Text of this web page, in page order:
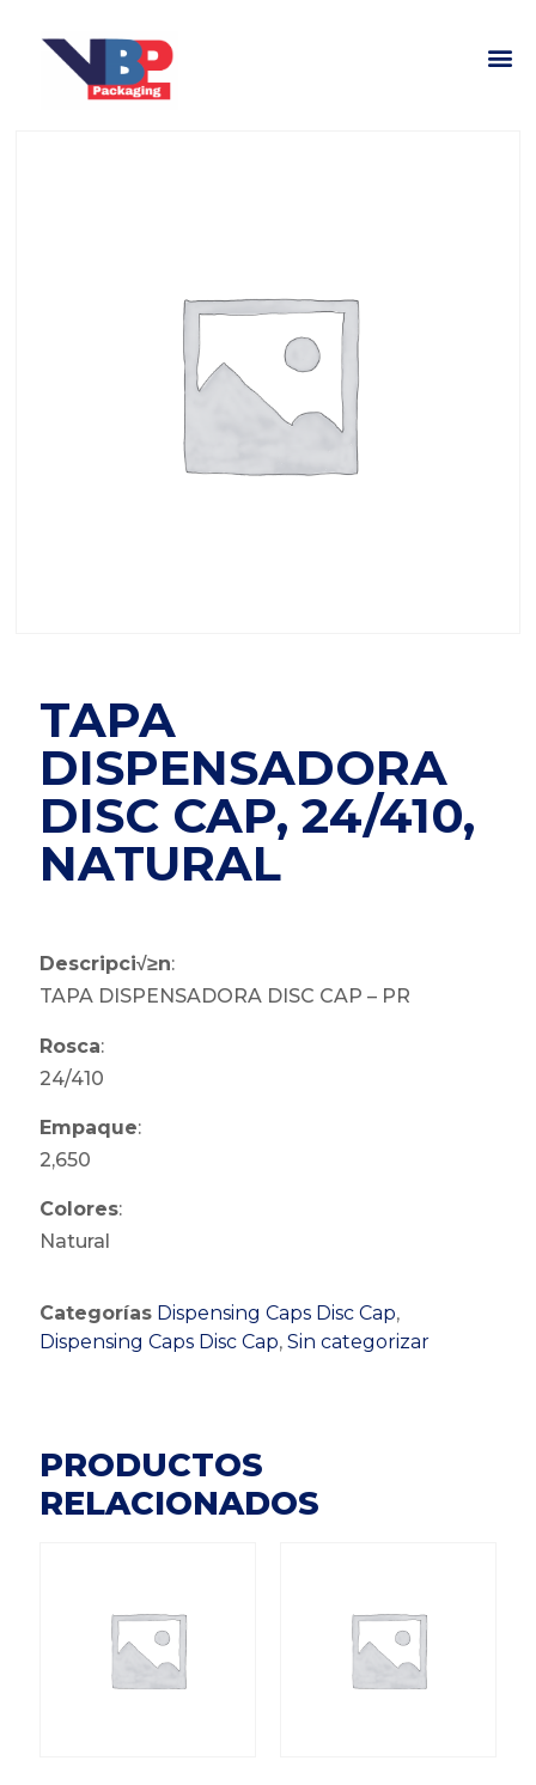
TAPA
DISPENSADORA
DISC CAP, 24/410,
NATURAL
Descripci√≥n:
TAPA DISPENSADORA DISC CAP – PR
Rosca:
24/410
Empaque:
2,650
Colores:
Natural
Categorías Dispensing Caps Disc Cap,
Dispensing Caps Disc Cap,Sin categorizar
PRODUCTOS
RELACIONADOS